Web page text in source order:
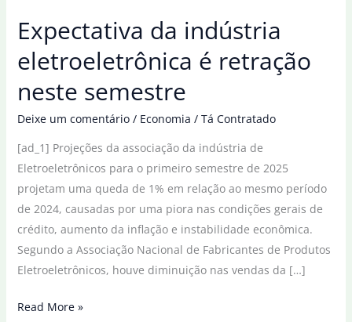
Expectativa da indústria
eletroeletrônica é retração
neste semestre
Deixe um comentário / Economia / Tá Contratado
[ad_1] Projeções da associação da indústria de
Eletroeletrônicos para o primeiro semestre de 2025
projetam uma queda de 1% em relação ao mesmo período
de 2024, causadas por uma piora nas condições gerais de
crédito, aumento da inflação e instabilidade econômica.
Segundo a Associação Nacional de Fabricantes de Produtos
Eletroeletrônicos, houve diminuição nas vendas da […]
Expectativa
Read More »